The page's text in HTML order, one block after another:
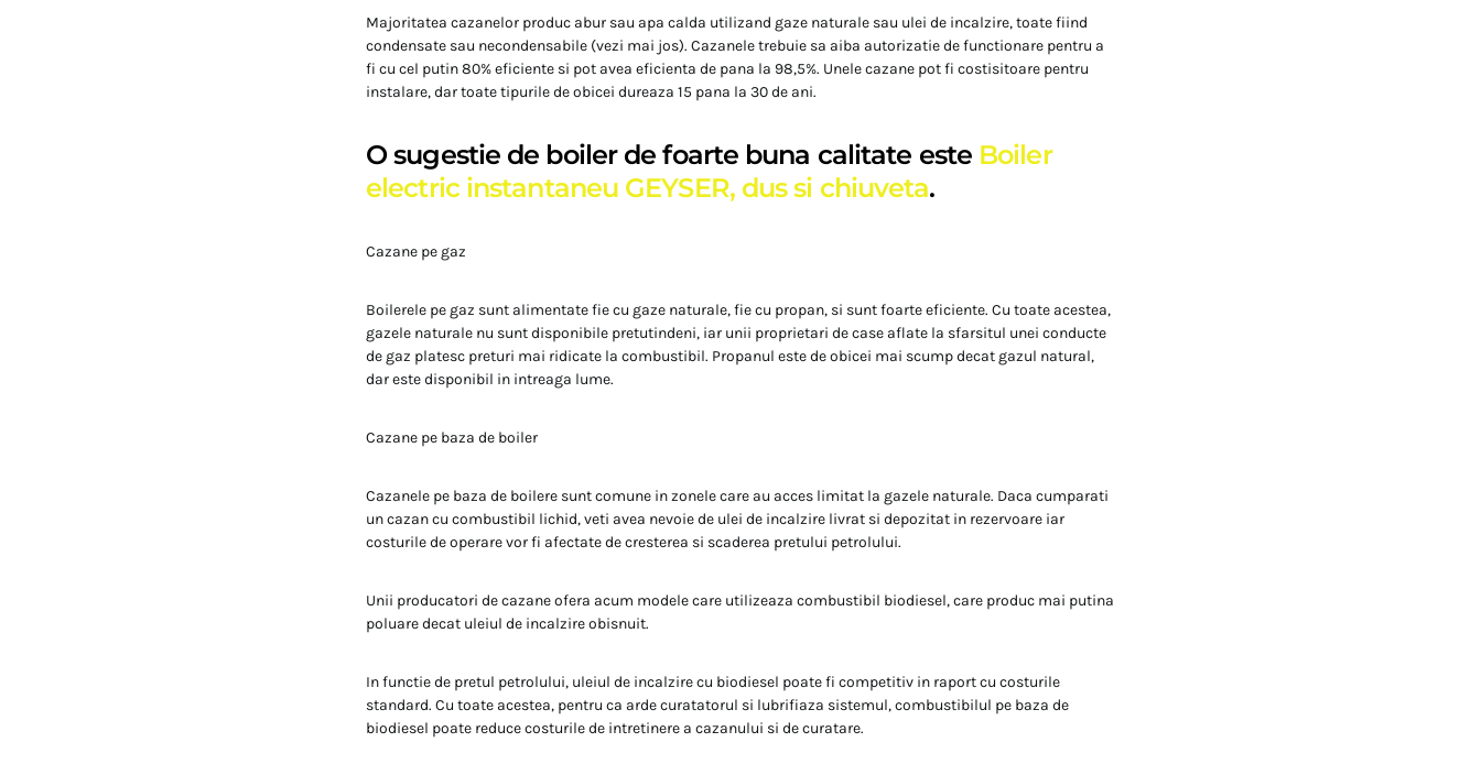
Majoritatea cazanelor produc abur sau apa calda utilizand gaze naturale sau ulei de incalzire, toate fiind
condensate sau necondensabile (vezi mai jos). Cazanele trebuie sa aiba autorizatie de functionare pentru a
fi cu cel putin 80% eficiente si pot avea eficienta de pana la 98,5%. Unele cazane pot fi costisitoare pentru
instalare, dar toate tipurile de obicei dureaza 15 pana la 30 de ani.
O sugestie de boiler de foarte buna calitate este Boiler
electric instantaneu GEYSER, dus si chiuveta.
Cazane pe gaz
Boilerele pe gaz sunt alimentate fie cu gaze naturale, fie cu propan, si sunt foarte eficiente. Cu toate acestea,
gazele naturale nu sunt disponibile pretutindeni, iar unii proprietari de case aflate la sfarsitul unei conducte
de gaz platesc preturi mai ridicate la combustibil. Propanul este de obicei mai scump decat gazul natural,
dar este disponibil in intreaga lume.
Cazane pe baza de boiler
Cazanele pe baza de boilere sunt comune in zonele care au acces limitat la gazele naturale. Daca cumparati
un cazan cu combustibil lichid, veti avea nevoie de ulei de incalzire livrat si depozitat in rezervoare iar
costurile de operare vor fi afectate de cresterea si scaderea pretului petrolului.
Unii producatori de cazane ofera acum modele care utilizeaza combustibil biodiesel, care produc mai putina
poluare decat uleiul de incalzire obisnuit.
In functie de pretul petrolului, uleiul de incalzire cu biodiesel poate fi competitiv in raport cu costurile
standard. Cu toate acestea, pentru ca arde curatatorul si lubrifiaza sistemul, combustibilul pe baza de
biodiesel poate reduce costurile de intretinere a cazanului si de curatare.